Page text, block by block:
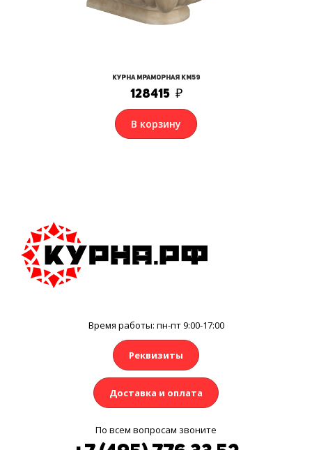
Курна мраморная КМ59
128415 ₽
В корзину
Время работы: пн-пт 9:00-17:00
Реквизиты
Доставка и оплата
По всем вопросам звоните